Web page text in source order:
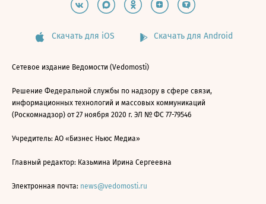
Скачать для iOS Скачать для Android
Сетевое издание Ведомости (Vedomosti)
Решение Федеральной службы по надзору в сфере связи,
информационных технологий и массовых коммуникаций
(Роскомнадзор) от 27 ноября 2020 г. ЭЛ № ФС 77-79546
Учредитель: АО «Бизнес Ньюс Медиа»
Главный редактор: Казьмина Ирина Сергеевна
Электронная почта: news@vedomosti.ru